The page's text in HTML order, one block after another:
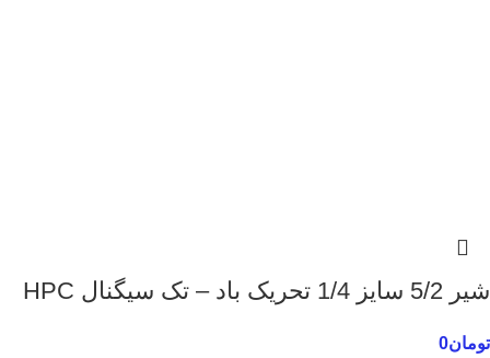
شیر 5/2 سایز 1/4 تحریک باد – تک سیگنال HPC
تومان0